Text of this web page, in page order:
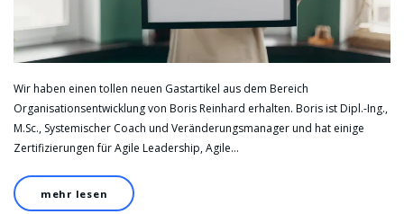
Wir haben einen tollen neuen Gastartikel aus dem Bereich
Organisationsentwicklung von Boris Reinhard erhalten. Boris ist Dipl.-Ing.,
M.Sc., Systemischer Coach und Veränderungsmanager und hat einige
Zertifizierungen für Agile Leadership, Agile…
mehr lesen